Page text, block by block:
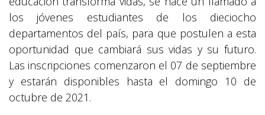
los jóvenes estudiantes de los dieciocho
departamentos del país, para que postulen a esta
oportunidad que cambiará sus vidas y su futuro.
Las inscripciones comenzaron el 07 de septiembre
y estarán disponibles hasta el domingo 10 de
octubre de 2021.